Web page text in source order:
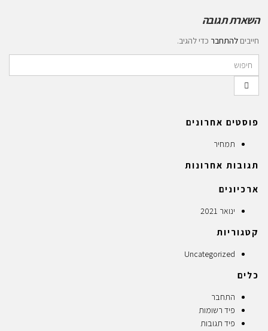
השארת תגובה
חייבים להתחבר כדי להגיב.
פוסטים אחרונים
תמחיר
תגובות אחרונות
ארכיונים
ינואר 2021
קטגוריות
Uncategorized
כלים
התחבר
פיד רשומות
פיד תגובות